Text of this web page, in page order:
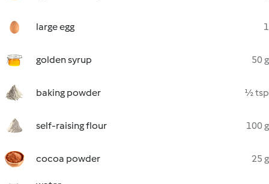
large egg 1
golden syrup 50 g
baking powder ½ tsp
self-raising flour 100 g
cocoa powder 25 g